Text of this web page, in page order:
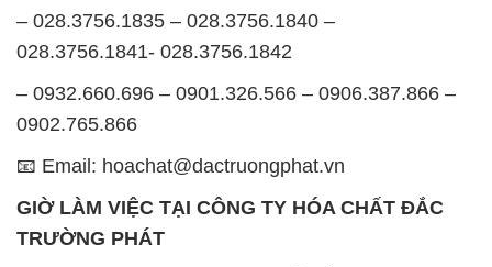
– 028.3756.1835 – 028.3756.1840 –
028.3756.1841- 028.3756.1842
– 0932.660.696 – 0901.326.566 – 0906.387.866 –
0902.765.866
📧 Email: hoachat@dactruongphat.vn
GIỜ LÀM VIỆC TẠI CÔNG TY HÓA CHẤT ĐẮC
TRƯỜNG PHÁT